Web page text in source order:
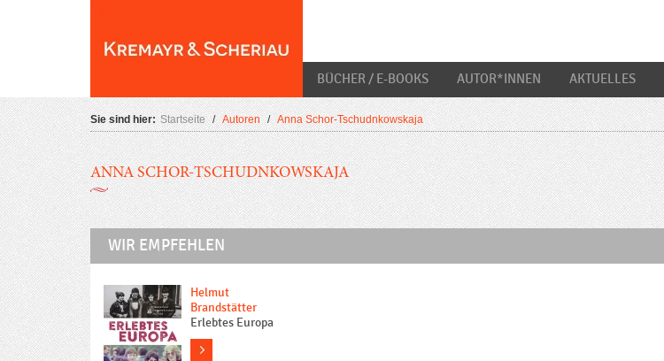
BÜCHER / E-BOOKS AUTOR*INNEN AKTUELLES
Sie sind hier: Startseite / Autoren / Anna Schor-Tschudnkowskaja
ANNA SCHOR-TSCHUDNKOWSKAJA
WIR EMPFEHLEN
Helmut
Brandstätter
Erlebtes Europa